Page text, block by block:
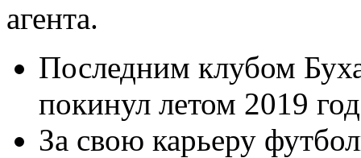
агента.
Последним клубом
покинул летом 2019
За свою карьеру